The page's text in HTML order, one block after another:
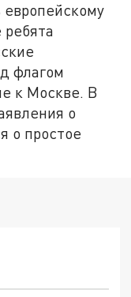
флагом
к Москве. В
о
о простое